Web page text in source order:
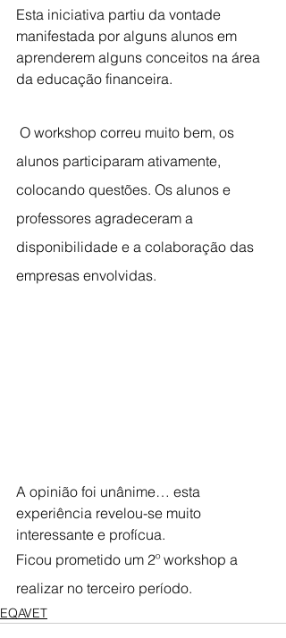
Esta iniciativa partiu da vontade
manifestada por alguns alunos em
aprenderem alguns conceitos na área
da educação financeira.
alunos participaram ativamente,
colocando questões. Os alunos e
professores agradeceram a
disponibilidade e a colaboração das
empresas envolvidas.
A opinião foi unânime… esta
experiência revelou-se muito
interessante e profícua.
Ficou prometido um 2º workshop a
realizar no terceiro período.
EQAVET